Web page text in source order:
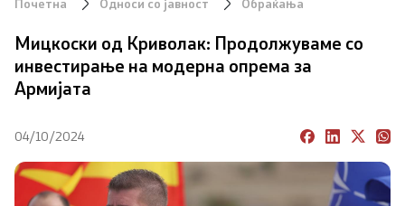
Завршени планови
Национални стратегии
Мицкоски од Криволак: Продолжуваме со
инвестирање на модерна опрема за
Армијата
04/10/2024